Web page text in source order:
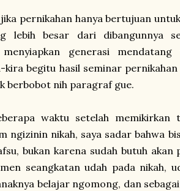
pernikahan hanya bertujuan
lebih besar dari dibangunnya
menyiapkan generasi
begitu hasil seminar pernikahan
berbobot nih paragraf gue.
waktu setelah memikirkan
ngizinin nikah, saya sadar bahwa
bukan karena sudah butuh akan
seangkatan udah pada nikah,
belajar ngomong, dan